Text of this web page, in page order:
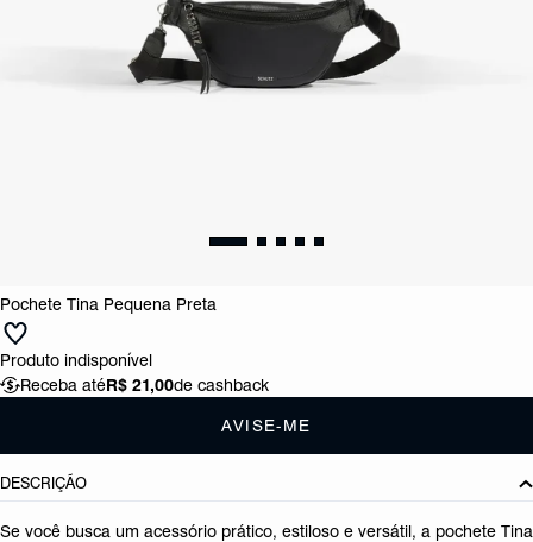
Pochete Tina Pequena Preta
Produto indisponível
Receba atéR$ 21,00de cashback
AVISE-ME
DESCRIÇÃO
Se você busca um acessório prático, estiloso e versátil, a pochete Tina